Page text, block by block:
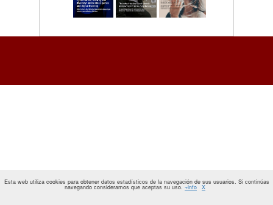
Esta web utiliza cookies para obtener datos estadísticos de la navegación de sus usuarios. Si continúas
navegando consideramos que aceptas su uso. +info X